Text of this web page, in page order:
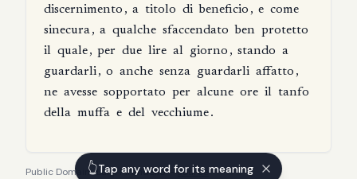
discernimento , a titolo di beneficio , e come
sinecura, a qualche sfaccendato ben protetto
il quale, per due lire al giorno , stando a
guardarli, o anche senza guardarli affatto ,
ne avesse sopportato per alcune ore il tanfo
della muffa e del vecchiume.
Public Domain·Luigi Pirandello—source
👆Tap any word for its meaning